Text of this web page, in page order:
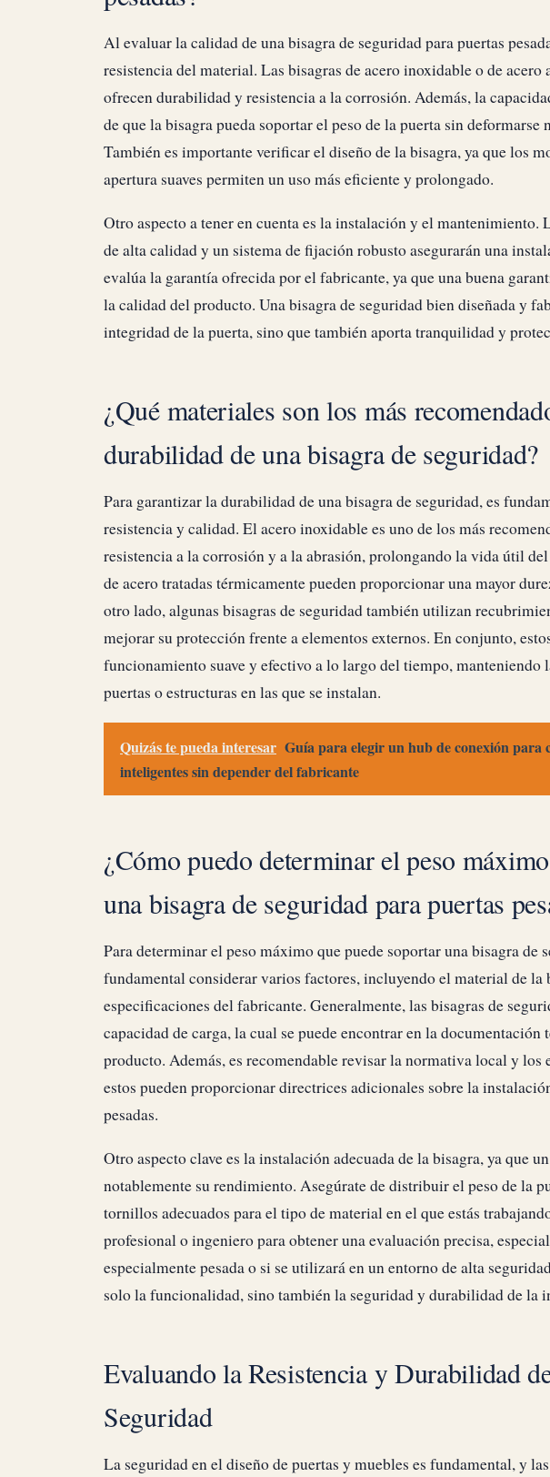
Al evaluar la calidad de una bisagra de seguridad para puertas
resistencia del material. Las bisagras de acero inoxidable o de acero
ofrecen durabilidad y resistencia a la corrosión. Además, la
de que la bisagra pueda soportar el peso de la puerta sin
También es importante verificar el diseño de la bisagra, ya que los
apertura suaves permiten un uso más eficiente y prolongado.
Otro aspecto a tener en cuenta es la instalación y el
de alta calidad y un sistema de fijación robusto asegurarán una
evalúa la garantía ofrecida por el fabricante, ya que una buena
la calidad del producto. Una bisagra de seguridad bien diseñada y
integridad de la puerta, sino que también aporta tranquilidad y
¿Qué materiales son los más
durabilidad de una bisagra de seguridad?
Para garantizar la durabilidad de una bisagra de seguridad, es
resistencia y calidad. El acero inoxidable es uno de los más
resistencia a la corrosión y a la abrasión, prolongando la vida útil
de acero tratadas térmicamente pueden proporcionar una mayor
otro lado, algunas bisagras de seguridad también utilizan
mejorar su protección frente a elementos externos. En conjunto,
funcionamiento suave y efectivo a lo largo del tiempo, manteniendo
puertas o estructuras en las que se instalan.
Quizás te pueda interesar Guía para elegir un hub de conexión para
inteligentes sin depender del fabricante
¿Cómo puedo determinar el peso
una bisagra de seguridad para puertas
Para determinar el peso máximo que puede soportar una bisagra de
fundamental considerar varios factores, incluyendo el material de la
especificaciones del fabricante. Generalmente, las bisagras de
capacidad de carga, la cual se puede encontrar en la documentación
producto. Además, es recomendable revisar la normativa local y los
estos pueden proporcionar directrices adicionales sobre la
pesadas.
Otro aspecto clave es la instalación adecuada de la bisagra, ya que
notablemente su rendimiento. Asegúrate de distribuir el peso de la
tornillos adecuados para el tipo de material en el que estás
profesional o ingeniero para obtener una evaluación precisa,
especialmente pesada o si se utilizará en un entorno de alta
solo la funcionalidad, sino también la seguridad y durabilidad de la
Evaluando la Resistencia y Durabilidad
Seguridad
La seguridad en el diseño de puertas y muebles es fundamental, y